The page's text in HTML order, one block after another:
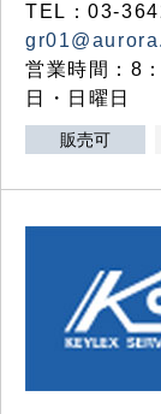
TEL：03-
営業時間：8
日・日曜日
販売可